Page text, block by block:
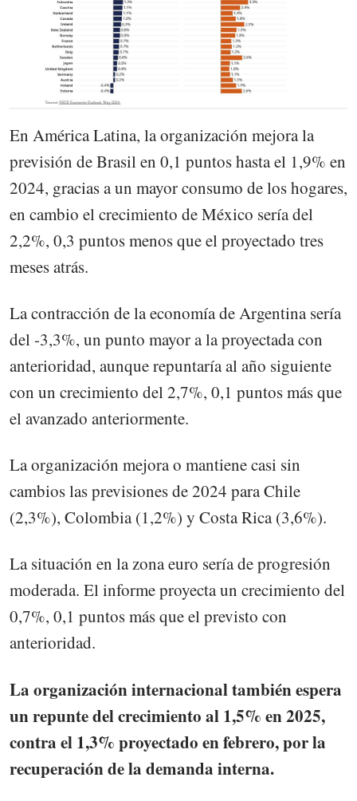
En América Latina, la organización mejora la
previsión de Brasil en 0,1 puntos hasta el 1,9% en
2024, gracias a un mayor consumo de los hogares,
en cambio el crecimiento de México sería del
2,2%, 0,3 puntos menos que el proyectado tres
meses atrás.
La contracción de la economía de Argentina sería
del -3,3%, un punto mayor a la proyectada con
anterioridad, aunque repuntaría al año siguiente
con un crecimiento del 2,7%, 0,1 puntos más que
el avanzado anteriormente.
La organización mejora o mantiene casi sin
cambios las previsiones de 2024 para Chile
(2,3%), Colombia (1,2%) y Costa Rica (3,6%).
La situación en la zona euro sería de progresión
moderada. El informe proyecta un crecimiento del
0,7%, 0,1 puntos más que el previsto con
anterioridad.
La organización internacional también espera
un repunte del crecimiento al 1,5% en 2025,
contra el 1,3% proyectado en febrero, por la
recuperación de la demanda interna.